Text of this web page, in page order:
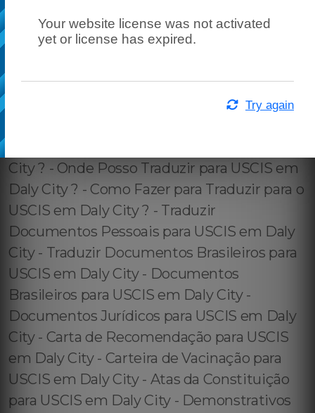
Your website license was not activated
yet or license has expired.
Try again